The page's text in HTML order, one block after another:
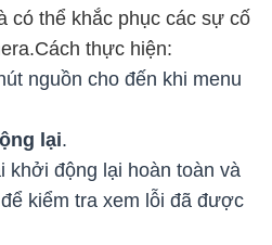
có thể khắc phục các sự cố
thực hiện:
nguồn cho đến khi menu
lại.
khởi động lại hoàn toàn và
kiểm tra xem lỗi đã được